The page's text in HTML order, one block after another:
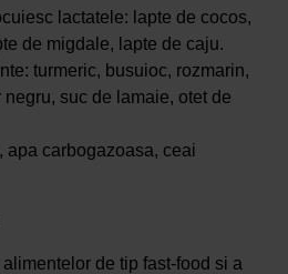
lactatele: lapte de cocos,
de migdale, lapte de caju.
turmeric, busuioc, rozmarin,
negru, suc de lamaie, otet de
apa carbogazoasa, ceai
de tip fast-food si a